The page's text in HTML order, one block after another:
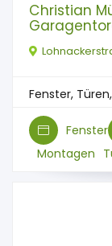
Christian
Fenster,
Fenster
Montagen